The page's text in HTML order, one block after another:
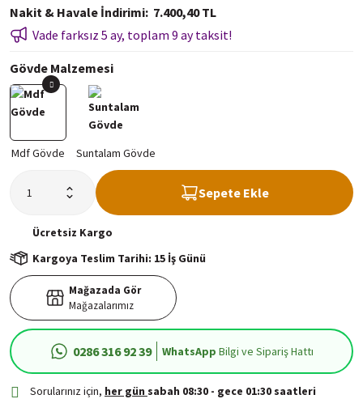
Nakit & Havale İndirimi 7.400,40 TL
Vade farksız 5 ay, toplam 9 ay taksit!
Gövde Malzemesi
Sepete Ekle
Ücretsiz Kargo
Kargoya Teslim Tarihi: 15 İş Günü
Mağazada Gör
Mağazalarımız
0286 316 92 39 WhatsApp Bilgi ve Sipariş Hattı
Sorularınız için, her gün sabah 08:30 - gece 01:30 saatleri